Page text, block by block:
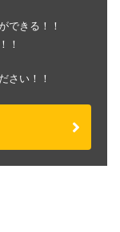
できる！！
！
さい！！